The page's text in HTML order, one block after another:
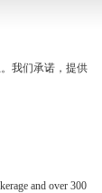
我们承诺，提供
and over 300